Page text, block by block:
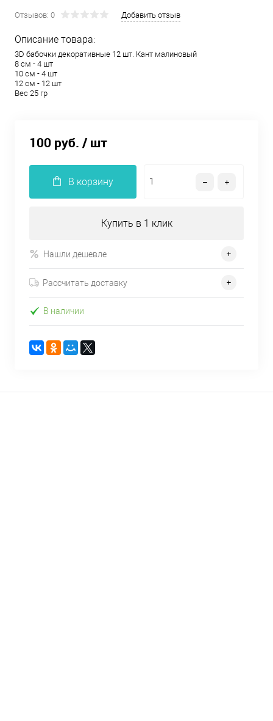
Отзывов: 0 Добавить отзыв
Описание товара:
3D бабочки декоративные 12 шт. Кант малиновый
8 см - 4 шт
10 см - 4 шт
12 см - 12 шт
Вес 25 гр
100 руб. / шт
В корзину
Купить в 1 клик
Нашли дешевле
Рассчитать доставку
В наличии